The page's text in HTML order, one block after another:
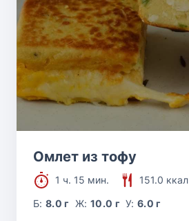
Омлет из тофу
1 ч. 15 мин.
151.0 ккал
Б:8.0 г Ж: 10.0 г У:6.0 г